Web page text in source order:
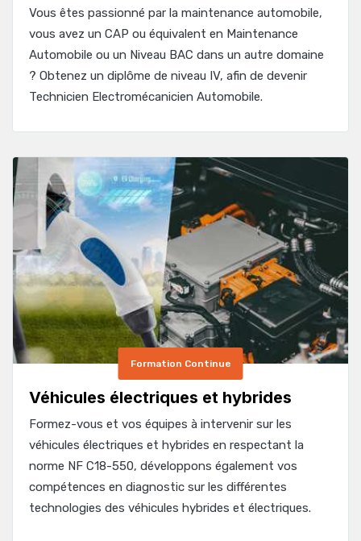
Vous êtes passionné par la maintenance automobile,
vous avez un CAP ou équivalent en Maintenance
Automobile ou un Niveau BAC dans un autre domaine
? Obtenez un diplôme de niveau IV, afin de devenir
Technicien Electromécanicien Automobile.
Formation Continue
Véhicules électriques et hybrides
Formez-vous et vos équipes à intervenir sur les
véhicules électriques et hybrides en respectant la
norme NF C18-550, développons également vos
compétences en diagnostic sur les différentes
technologies des véhicules hybrides et électriques.